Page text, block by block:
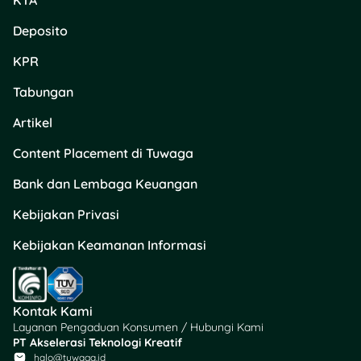
maka manfaat
pertanggungannya menjadi
waris.
5. Masa Berlaku Polis
Asuransi🗓️
Fakta menarik dari
asuransi jiwa
, walau harga
preminya lebih murah
namun ternyata masa
justru lebih lama. Ada
sebagian masa berlaku
polis berjangka 10 tahun, 20
tahun dan seterusnya. Ada
juga polis asuransi jiwa
yang berlaku seumur hidup
selama pemegang polis
Deposito
KPR
Tabungan
Artikel
Content Placement di Tuwaga
Bank dan Lembaga Keuangan
Kebijakan Privasi
Kebijakan Keamanan Informasi
Kontak Kami
Layanan Pengaduan Konsumen / Hubungi Kami
PT Akselerasi Teknologi Kreatif
halo@tuwaga.id